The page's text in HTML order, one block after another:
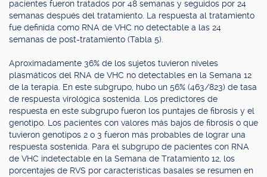
pacientes fueron tratados por 48 semanas y seguidos por 24
semanas después del tratamiento. La respuesta al tratamiento
fue definida como RNA de VHC no detectable a las 24
semanas de post-tratamiento (Tabla 5).
Aproximadamente 36% de los sujetos tuvieron niveles
plasmáticos del RNA de VHC no detectables en la Semana 12
de la terapia. En este subgrupo, hubo un 56% (463/823) de tasa
de respuesta virológica sostenida. Los predictores de
respuesta en este subgrupo fueron los puntajes de fibrosis y el
genotipo. Los pacientes con valores más bajos de fibrosis o que
tuvieron genotipos 2 o 3 fueron más probables de lograr una
respuesta sostenida. Para el subgrupo de pacientes con RNA
de VHC indetectable en la Semana de Tratamiento 12, los
porcentajes de RVS por características basales se resumen en